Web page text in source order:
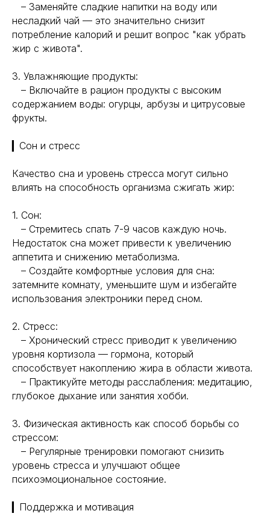
– Заменяйте сладкие напитки на воду или
несладкий чай — это значительно снизит
потребление калорий и решит вопрос "как убрать
жир с живота".
3. Увлажняющие продукты:
– Включайте в рацион продукты с высоким
содержанием воды: огурцы, арбузы и цитрусовые
фрукты.
▎Сон и стресс
Качество сна и уровень стресса могут сильно
влиять на способность организма сжигать жир:
1. Сон:
– Стремитесь спать 7-9 часов каждую ночь.
Недостаток сна может привести к увеличению
аппетита и снижению метаболизма.
– Создайте комфортные условия для сна:
затемните комнату, уменьшите шум и избегайте
использования электроники перед сном.
2. Стресс:
– Хронический стресс приводит к увеличению
уровня кортизола — гормона, который
способствует накоплению жира в области живота.
– Практикуйте методы расслабления: медитацию,
глубокое дыхание или занятия хобби.
3. Физическая активность как способ борьбы со
стрессом:
– Регулярные тренировки помогают снизить
уровень стресса и улучшают общее
психоэмоциональное состояние.
▎Поддержка и мотивация
Гормоны
Биохакинг
Трансгуманизм
Восприятие
Внутренняя инженерия
Навигация Полезная информация
О компании
Уникальность
Исследования
9772524455@mail.ru
+7(977)252-44-55